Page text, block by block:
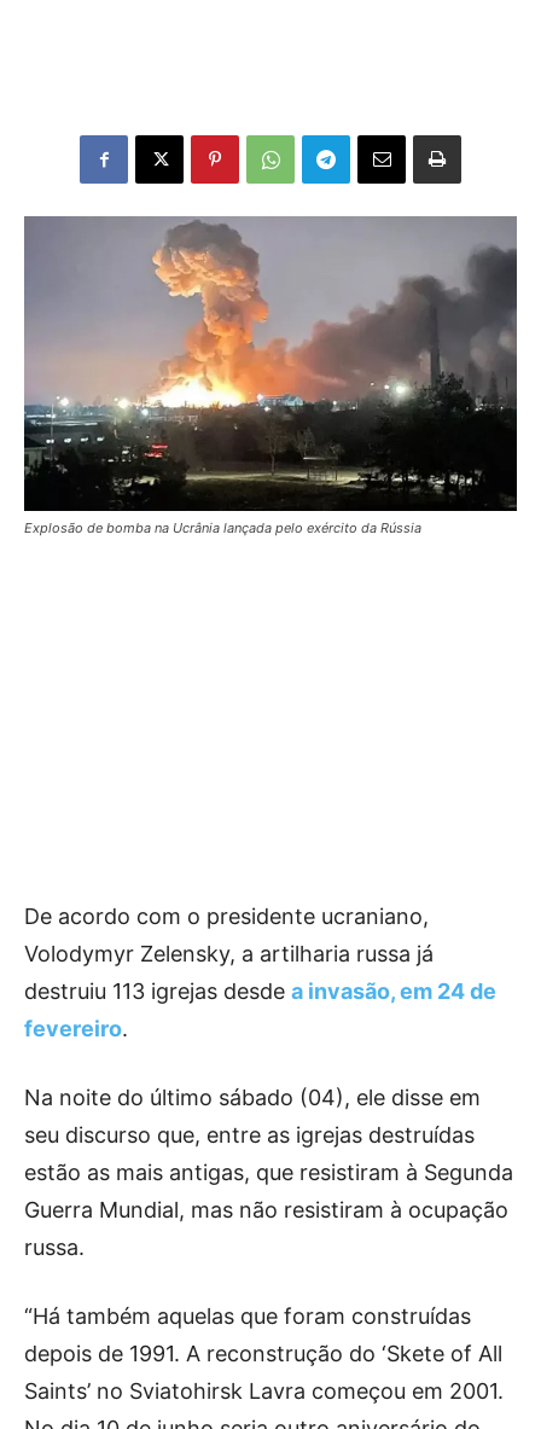
Explosão de bomba na Ucrânia lançada pelo exército da Rússia
De acordo com o presidente ucraniano,
Volodymyr Zelensky, a artilharia russa já
destruiu 113 igrejas desde a invasão, em 24 de
fevereiro.
Na noite do último sábado (04), ele disse em
seu discurso que, entre as igrejas destruídas
estão as mais antigas, que resistiram à Segunda
Guerra Mundial, mas não resistiram à ocupação
russa.
“Há também aquelas que foram construídas
depois de 1991. A reconstrução do ‘Skete of All
Saints’ no Sviatohirsk Lavra começou em 2001.